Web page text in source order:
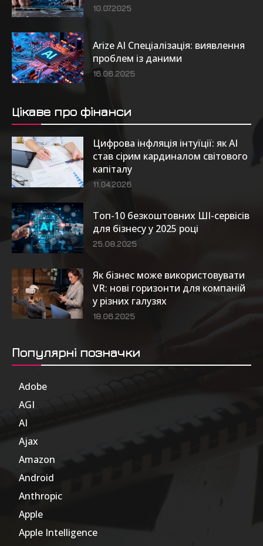
10.07.2025
Arize AI Спеціалізація: виявлення
проблем із даними
16.06.2025
Цікаве про фінанси
Цифрова інфляція інтуїції: як AI
став сірим кардиналом світового
капіталу
11.04.2026
Топ-10 безкоштовних ШІ-сервісів
для бізнесу у 2025 році
25.08.2025
Як бізнес може використовувати
VR: нові горизонти для компаній
у різних галузях
18.06.2025
Популярні позначки
Adobe
AGI
AI
Ajax
Amazon
Android
Anthropic
Apple
Apple Intelligence